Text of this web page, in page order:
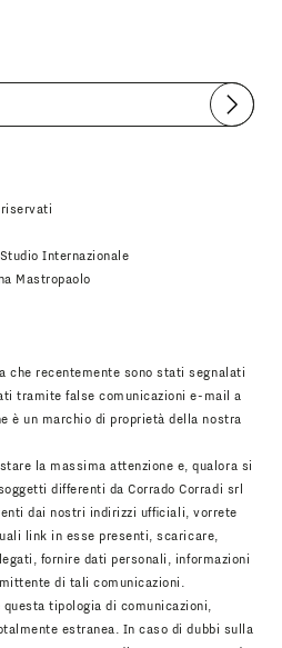
Invia
Internazionale
Mastropaolo
che recentemente sono stati segnalati
tramite false comunicazioni e-mail a
è un marchio di proprietà della nostra
la massima attenzione e, qualora si
differenti da Corrado Corradi srl
dai nostri indirizzi ufficiali, vorrete
link in esse presenti, scaricare,
fornire dati personali, informazioni
di tali comunicazioni.
tipologia di comunicazioni,
estranea. In caso di dubbi sulla